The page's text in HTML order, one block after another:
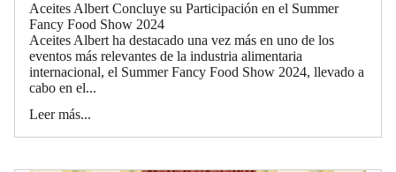
Aceites Albert Concluye su Participación en el Summer
Fancy Food Show 2024
Aceites Albert ha destacado una vez más en uno de los
eventos más relevantes de la industria alimentaria
internacional, el Summer Fancy Food Show 2024, llevado a
cabo en el...
Leer más...